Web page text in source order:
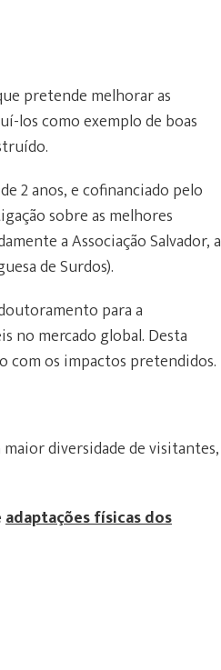
pretende melhorar as
los como exemplo de boas
2 anos, e cofinanciado pelo
sobre as melhores
a Associação Salvador, a
de Surdos).
para a
no mercado global. Desta
com os impactos pretendidos.
diversidade de visitantes,
adaptações físicas dos